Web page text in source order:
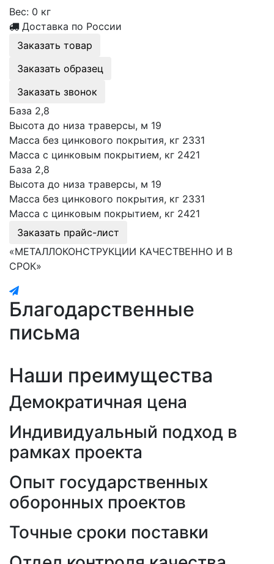
Вес: 0 кг
Доставка по России
Заказать товар
Заказать образец
Заказать звонок
База 2,8
Высота до низа траверсы, м 19
Масса без цинкового покрытия, кг 2331
Масса с цинковым покрытием, кг 2421
База 2,8
Высота до низа траверсы, м 19
Масса без цинкового покрытия, кг 2331
Масса с цинковым покрытием, кг 2421
Заказать прайс-лист
«МЕТАЛЛОКОНСТРУКЦИИ КАЧЕСТВЕННО И В
СРОК»
Благодарственные
письма
Наши преимущества
Демократичная цена
Индивидуальный подход в
рамках проекта
Опыт государственных
оборонных проектов
Точные сроки поставки